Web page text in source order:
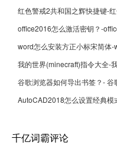
红色警戒2共和国之辉快捷键-
office2016怎么激活密钥？-
word怎么安装方正小标宋简体
我的世界(minecraft)指令大全-
谷歌浏览器如何导出书签？-
AutoCAD2018怎么设置经典
千亿词霸评论